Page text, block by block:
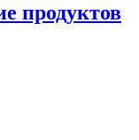
продуктов